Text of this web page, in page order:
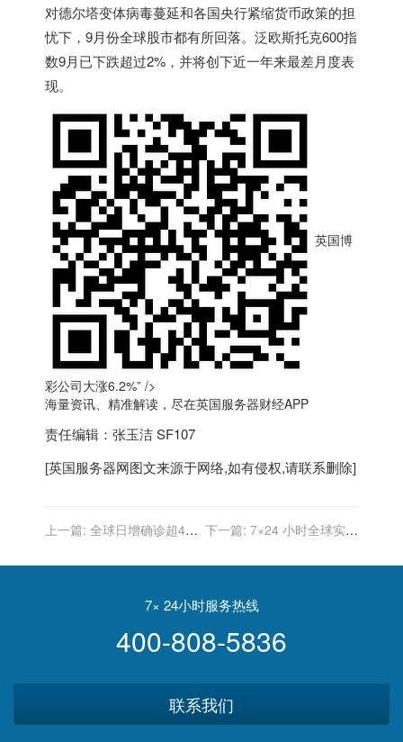
对德尔塔变体病毒蔓延和各国央行紧缩货币政策的担
忧下，9月份全球股市都有所回落。泛欧斯托克600指
数9月已下跌超过2%，并将创下近一年来最差月度表
现。
英国博
彩公司大涨6.2%” />
海量资讯、精准解读，尽在英国服务器财经APP
责任编辑：张玉洁 SF107
[英国服务器网图文来源于网络,如有侵权,请联系删除]
上一篇: 全球日增确诊超49
前感染新冠
下一篇: 7×24 小时全球实时
7× 24小时服务热线
400-808-5836
联系我们